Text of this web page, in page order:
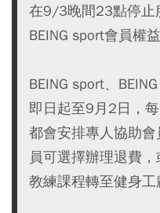
在9/3晚間23點停止
BEING sport會員權
BEING sport、
即日起至9月2日，
都會安排專人協助
員可選擇辦理退費
教練課程轉至健身工